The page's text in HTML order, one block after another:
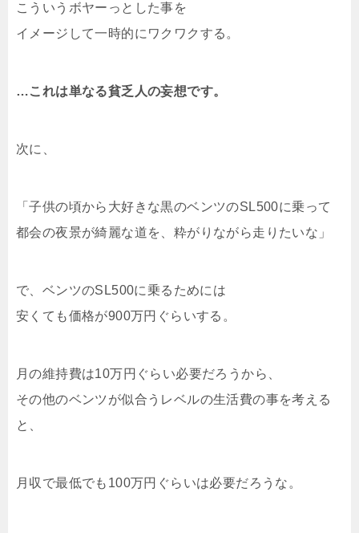
こういうボヤーっとした事を
イメージして一時的にワクワクする。
…これは単なる貧乏人の妄想です。
次に、
「子供の頃から大好きな黒のベンツのSL500に乗って
都会の夜景が綺麗な道を、粋がりながら走りたいな」
で、ベンツのSL500に乗るためには
安くても価格が900万円ぐらいする。
月の維持費は10万円ぐらい必要だろうから、
その他のベンツが似合うレベルの生活費の事を考える
と、
月収で最低でも100万円ぐらいは必要だろうな。